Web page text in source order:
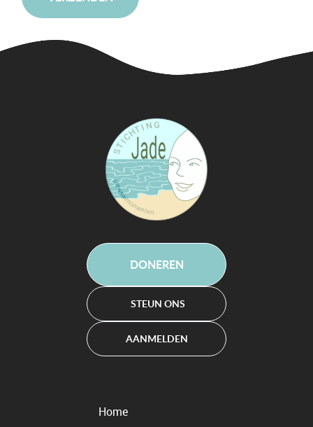
DONEREN
STEUN ONS
AANMELDEN
Home